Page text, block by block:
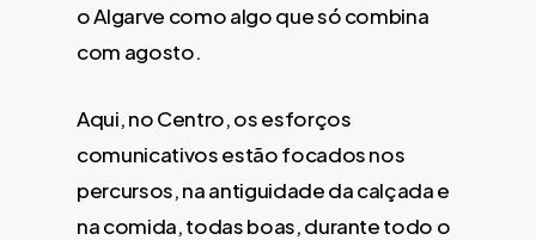
o Algarve como algo que só combina
com agosto.
Aqui, no Centro, os esforços
comunicativos estão focados nos
percursos, na antiguidade da calçada e
na comida, todas boas, durante todo o